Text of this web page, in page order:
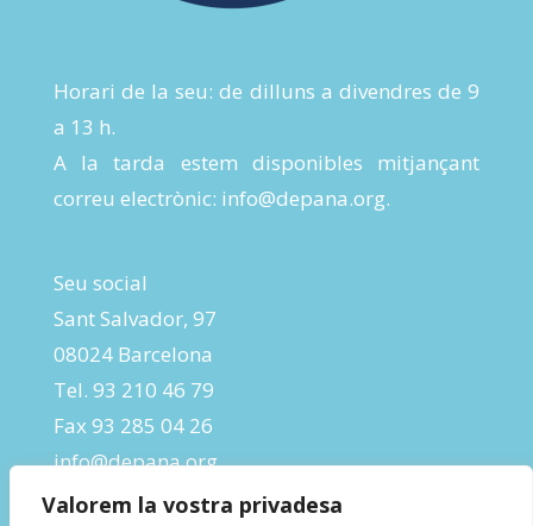
Valorem la vostra privadesa
Horari de la seu: de dilluns a divendres de 9
a 13 h.
A la tarda estem disponibles mitjançant
correu electrònic: info@depana.org.
Seu social
Sant Salvador, 97
08024 Barcelona
Tel. 93 210 46 79
Fax 93 285 04 26
info@depana.org